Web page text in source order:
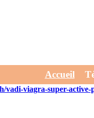
Accueil
möchte 's gabs graute
Ideen erhabener
vadi-viagra-super-active-